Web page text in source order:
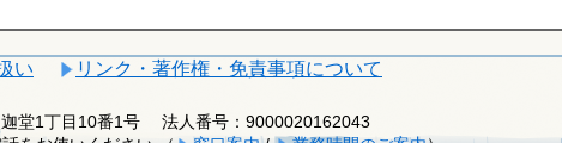
い リンク・著作権・免責事項について
堂1丁目10番1号
法人番号：9000020162043